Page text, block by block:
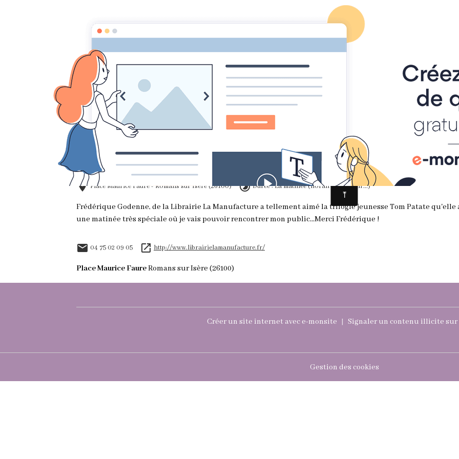
ITINÉRAIRE
OEUVRES
ON EN PARLE
CONTACT
Accueil Dédicaces à la librairie La Manufacture
Dédicaces à la librairie La
Le 30/03/2014à 00:00
Ajouter au calendrier
Place Maurice Faure - Romans sur Isère (26100) Durée : La matinée (horaires à définir...)
Frédérique Godenne, de la Librairie La Manufacture a tellement aimé la trilogie jeunesse Tom Patate
une matinée très spéciale où je vais pouvoir rencontrer mon public...Merci Frédérique !
04 75 02 09 05 http://www.librairielamanufacture.fr/
Place Maurice FaureRomans sur Isère (26100)
Créer un site internet avec e-monsite Signaler un contenu illicite sur
Gestion des cookies